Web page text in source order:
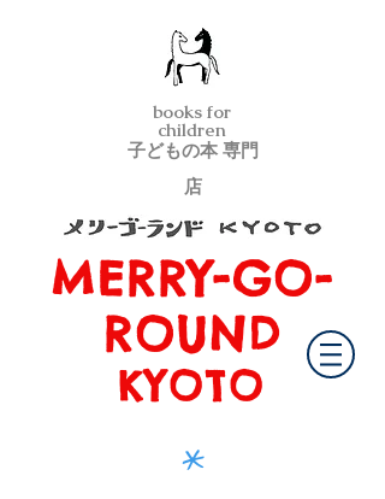
子どもの本 専門
店
books for
children
メリーゴーランド京都
MERRY-GO-
ROUND
KYOTO
*